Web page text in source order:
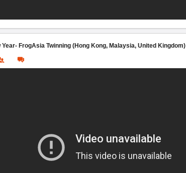
Year- FrogAsia Twinning (Hong Kong, Malaysia, United Kingdom)